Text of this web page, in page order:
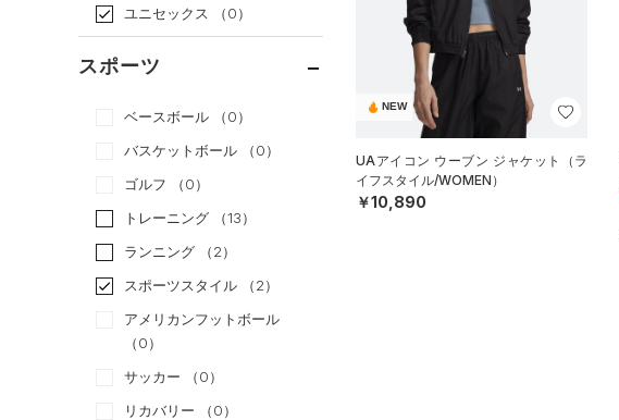
ユニセックス
（0）
スポーツ
ベースボール
（0）
バスケットボール
（0）
ゴルフ
（0）
トレーニング
（13）
ランニング
（2）
スポーツスタイル
（2）
アメリカンフットボール
（0）
サッカー
（0）
リカバリー
（0）
NEW
UAアイコン ウーブン ジャケット（ラ
イフスタイル/WOMEN）
￥10,890